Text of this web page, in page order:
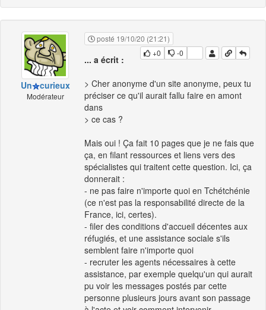
Un curieux
Modérateur
posté 19/10/20 (21:21)
+0
-0
... a écrit :
> Cher anonyme d'un site anonyme, peux tu
préciser ce qu'il aurait fallu faire en amont
dans
> ce cas ?
Mais oui ! Ça fait 10 pages que je ne fais que
ça, en filant ressources et liens vers des
spécialistes qui traitent cette question. Ici, ça
donnerait :
- ne pas faire n'importe quoi en Tchétchénie
(ce n'est pas la responsabilité directe de la
France, ici, certes).
- filer des conditions d'accueil décentes aux
réfugiés, et une assistance sociale s'ils
semblent faire n'importe quoi
- recruter les agents nécessaires à cette
assistance, par exemple quelqu'un qui aurait
pu voir les messages postés par cette
personne plusieurs jours avant son passage